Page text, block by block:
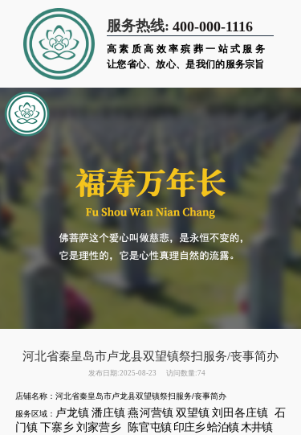
服务热线: 400-000-1116
高素质高效率殡葬一站式服务
让您省心、放心、是我们的服务宗旨
河北省秦皇岛市卢龙县双望镇祭扫服务/丧事简办
发布日期:2025-08-23 访问数量:74
店铺名称：河北省秦皇岛市卢龙县双望镇祭扫服务/丧事简办
服务区域： 卢龙镇 潘庄镇 燕河营镇 双望镇 刘田各庄镇 石
门镇 下寨乡 刘家营乡 陈官屯镇 印庄乡 蛤泊镇 木井镇